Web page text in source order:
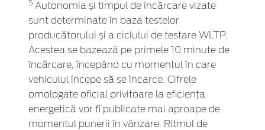
5 Autonomia și timpul de încărcare vizate
sunt determinate în baza testelor
producătorului și a ciclului de testare WLTP.
Acestea se bazează pe primele 10 minute de
încărcare, începând cu momentul în care
vehiculul începe să se încarce. Cifrele
omologate oficial privitoare la eficiența
energetică vor fi publicate mai aproape de
momentul punerii în vânzare. Ritmul de